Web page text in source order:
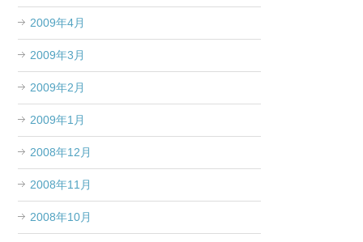
2009年4月
2009年3月
2009年2月
2009年1月
2008年12月
2008年11月
2008年10月